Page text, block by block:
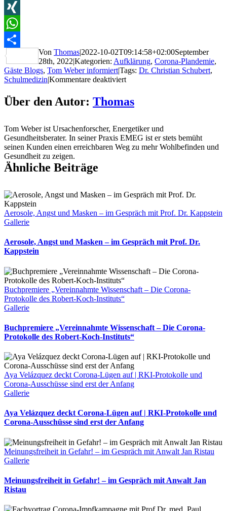
VK
XING
WhatsApp
Teilen
Von Thomas|2022-10-02T09:14:58+02:00September
28th, 2022|Kategorien: Aufklärung, Corona-Plandemie,
Gäste Blogs, Tom Weber informiert|Tags: Dr. Christian Schubert,
Schulmedizin|Kommentare deaktiviertfür
Dr.
Schubert:
„Die
Schulmedizin
ist
Über den Autor: Thomas
Tom Weber ist Ursachenforscher, Energetiker und
Gesundheitsberater. In seiner Praxis EMEG ist er stets bemüht
seinen Kunden einen erreichbaren Weg zu mehr Wohlbefinden und
Gesundheit zu zeigen.
Ähnliche Beiträge
Aerosole, Angst und Masken – im Gespräch mit Prof. Dr. Kappstein
Gallerie
Aerosole, Angst und Masken – im Gespräch mit Prof. Dr.
Kappstein
Buchpremiere „Vereinnahmte Wissenschaft – Die Corona-
Protokolle des Robert-Koch-Instituts“
Gallerie
Buchpremiere „Vereinnahmte Wissenschaft – Die Corona-
Protokolle des Robert-Koch-Instituts“
Aya Velázquez deckt Corona-Lügen auf | RKI-Protokolle und
Corona-Ausschüsse sind erst der Anfang
Gallerie
Aya Velázquez deckt Corona-Lügen auf | RKI-Protokolle und
Corona-Ausschüsse sind erst der Anfang
Meinungsfreiheit in Gefahr! – im Gespräch mit Anwalt Jan Ristau
Gallerie
Meinungsfreiheit in Gefahr! – im Gespräch mit Anwalt Jan
Ristau